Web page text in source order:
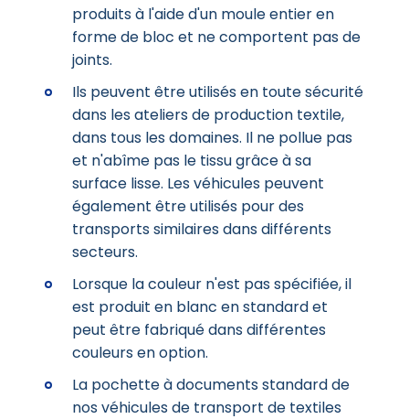
produits à l'aide d'un moule entier en
forme de bloc et ne comportent pas de
joints.
Ils peuvent être utilisés en toute sécurité
dans les ateliers de production textile,
dans tous les domaines. Il ne pollue pas
et n'abîme pas le tissu grâce à sa
surface lisse. Les véhicules peuvent
également être utilisés pour des
transports similaires dans différents
secteurs.
Lorsque la couleur n'est pas spécifiée, il
est produit en blanc en standard et
peut être fabriqué dans différentes
couleurs en option.
La pochette à documents standard de
nos véhicules de transport de textiles